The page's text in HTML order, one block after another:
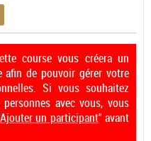
course vous créera un
afin de pouvoir gérer votre
Si vous souhaitez
avec vous, vous
Ajouter un participant" avant